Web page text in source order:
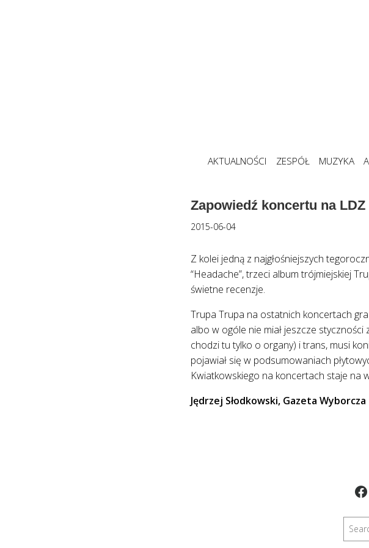
AKTUALNOŚCI ZESPÓŁ MUZYKA
Zapowiedź koncertu na
2015-06-04
Z kolei jedną z najgłośniejszych
“Headache”, trzeci album trójmiejskiej
świetne recenzje.
Trupa Trupa na ostatnich koncertach gra
albo w ogóle nie miał jeszcze
chodzi tu tylko o organy) i trans, musi
pojawiał się w podsumowaniach
Kwiatkowskiego na koncertach staje na
Jędrzej Słodkowski, Gazeta Wyborcza